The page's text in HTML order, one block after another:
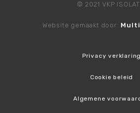
© 2021 VKP
Website gemaakt door:
Privacy verklaring
Cookie beleid
Algemene